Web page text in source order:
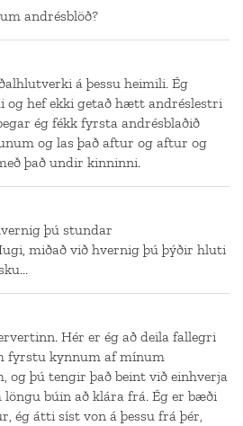
andrésblöð?
á þessu heimili. Ég
og hef ekki getað hætt andréslestri
ég fékk fyrsta andrésblaðið
og las það aftur og aftur og
það undir kinninni.
þú stundar
miðað við hvernig þú þýðir hluti
Hér er ég að deila fallegri
fyrstu kynnum af mínum
og þú tengir það beint við einhverja
búin að klára frá. Ég er bæði
ég átti síst von á þessu frá þér,